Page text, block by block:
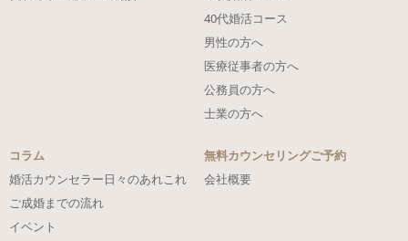
40代婚活コース
男性の方へ
医療従事者の方へ
公務員の方へ
士業の方へ
コラム
婚活カウンセラー日々のあれこれ
ご成婚までの流れ
イベント
無料カウンセリングご予約
会社概要